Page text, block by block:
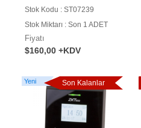
EKRANLI
Stok Kodu : ST07239
Stok Miktarı : Son 1 ADET
Fiyatı
$160,00 +KDV
Yeni Son Kalanlar